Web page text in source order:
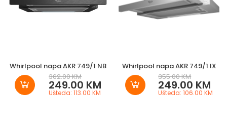
Whirlpool napa AKR 749/1 NB
362.00 KM
249.00 KM
Ušteda: 113.00 KM
Whirlpool napa AKR 749/1 IX
355.00 KM
249.00 KM
Ušteda: 106.00 KM